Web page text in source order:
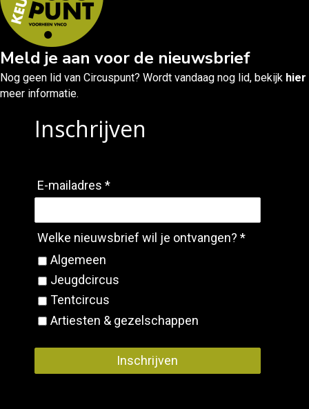
Meld je aan voor de nieuwsbrief
Nog geen lid van Circuspunt? Wordt vandaag nog lid, bekijk hier
meer informatie.
Inschrijven
E-mailadres *
Welke nieuwsbrief wil je ontvangen? *
Algemeen
Jeugdcircus
Tentcircus
Artiesten & gezelschappen
Inschrijven